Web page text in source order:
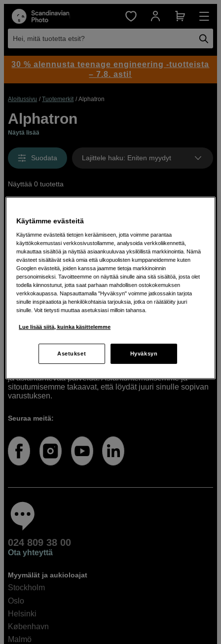
Hei, mitä tuotetta etsit?
Aloitussivu Tuotemerkit Alphatron
Alphatron
Näytä lisää
Suodata Lajittele haku: Eniten myydyt
Näyttää 0 tuotetta
Ratkaisuja luoville ihmisille jo vuodesta
1982
Olemme Scandinavian Photolla jo yli 40 vuoden ajan
auttaneet luovia ihmisiä toteuttamaan visioitaan.
Tarjoamme inspiraatiota, asiantuntemusta ja tuotteita
muun muassa valokuvauksen, äänen, videokuvauksen ja
musiikin ja taiteen harrastajia. Oikeilla työkaluilla ideat
muuttuvat todellisuudeksi. Autamme sinua valitsemaan
ja asiantuntevaa palvelua. Asiantuntemuksemme ja
sitoutumisemme takaavat, että löydät juuri sinulle sopivan
varustuksen.
Seuraa meitä:
024 809 38 00
Ota yhteyttä
Myymälät ja aukioloajat
Stockholm
Oslo
Helsinki
København
Malmö
30 % alennusta teenage engineering -tuotteista
– 7.8. asti!
Käytämme evästeitä
Käytämme evästeitä tietojen keräämiseen, jotta voimme parantaa
käyttökokemustasi verkkosivustollamme, analysoida verkkoliikennettä,
mukauttaa sisältöä ja näyttää asiaankuuluvaa yksilöllistä markkinointia. Nämä
evästeet sisältävät sekä omia että ulkopuolisten kumppaneidemme kuten
Googlen evästeitä, joiden kanssa jaamme tietoja markkinoinnin
personoimiseksi. Tavoitteemme on näyttää sinulle aina sitä sisältöä, josta olet
todella kiinnostunut, jotta saat parhaan mahdollisen ostokokemuksen
verkkokaupassa. Napsauttamalla "Hyväksyn" voimme jatkossakin tarjota
sinulle inspiraatiota ja henkilökohtaisia tarjouksia, jotka on räätälöity juuri
sinulle. Voit tietysti muuttaa asetuksiasi milloin tahansa.
Lue lisää siitä, kuinka käsittelemme
Asetukset Hyväksyn